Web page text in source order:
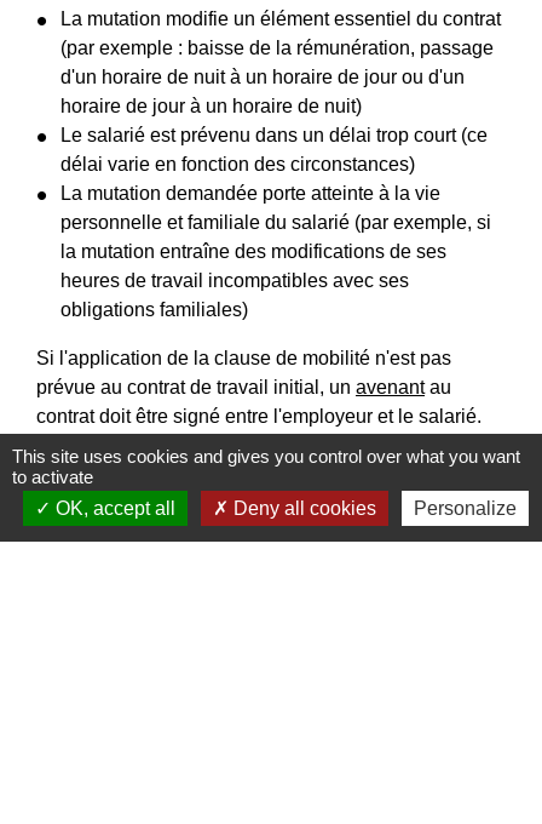
La mutation modifie un élément essentiel du contrat
(par exemple : baisse de la rémunération, passage
d'un horaire de nuit à un horaire de jour ou d'un
horaire de jour à un horaire de nuit)
Le salarié est prévenu dans un délai trop court (ce
délai varie en fonction des circonstances)
La mutation demandée porte atteinte à la vie
personnelle et familiale du salarié (par exemple, si
la mutation entraîne des modifications de ses
heures de travail incompatibles avec ses
obligations familiales)
Si l'application de la clause de mobilité n'est pas
prévue au contrat de travail initial, un avenantau
contrat doit être signé entre l'employeur et le salarié.
Signaler une erreur sur cette page
This site uses cookies and gives you control over what you want
to activate
OK, accept all
Deny all cookies Personalize